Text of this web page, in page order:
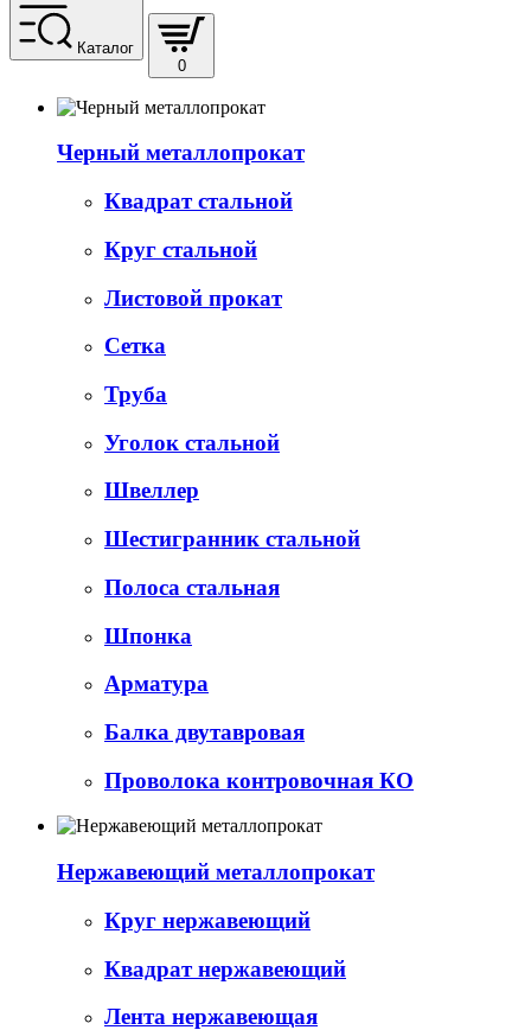
Каталог
0
Черный металлопрокат
Квадрат стальной
Круг стальной
Листовой прокат
Сетка
Труба
Уголок стальной
Швеллер
Шестигранник стальной
Полоса стальная
Шпонка
Арматура
Балка двутавровая
Проволока контровочная КО
Нержавеющий металлопрокат
Круг нержавеющий
Квадрат нержавеющий
Лента нержавеющая